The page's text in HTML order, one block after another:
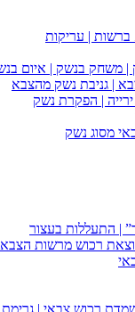
| עריקות
| משחק בנשק | איום
| גניבת נשק מהצבא
| הפקרת נשק
מסוג נשק
| התעללות בעצור
רכוש מרשות הצבא |
רכוש צבאי | גרימת